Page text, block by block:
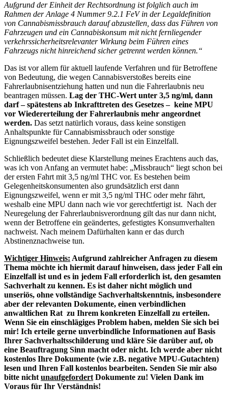
Aufgrund der Einheit der Rechtsordnung ist folglich auch im
Rahmen der Anlage 4 Nummer 9.2.1 FeV in der Legaldefinition
von Cannabismissbrauch darauf abzustellen, dass das Führen von
Fahrzeugen und ein Cannabiskonsum mit nicht fernliegender
verkehrssicherheitsrelevanter Wirkung beim Führen eines
Fahrzeugs nicht hinreichend sicher getrennt werden können.“
Das ist vor allem für aktuell laufende Verfahren und für Betroffene
von Bedeutung, die wegen Cannabisverstoßes bereits eine
Fahrerlaubnisentziehung hatten und nun die Fahrerlaubnis neu
beantragen müssen. Lag der THC-Wert unter 3,5 ng/ml, dann
darf – spätestens ab Inkrafttreten des Gesetzes – keine MPU
vor Wiedererteilung der Fahrerlaubnis mehr angeordnet
werden. Das setzt natürlich voraus, dass keine sonstigen
Anhaltspunkte für Cannabismissbrauch oder sonstige
Eignungszweifel bestehen. Jeder Fall ist ein Einzelfall.
Schließlich bedeutet diese Klarstellung meines Erachtens auch das,
was ich von Anfang an vermutet habe: „Missbrauch“ liegt schon bei
der ersten Fahrt mit 3,5 ng/ml THC vor. Es bestehen beim
Gelegenheitskonsumenten also grundsätzlich erst dann
Eignungszweifel, wenn er mit 3,5 ng/ml THC oder mehr fährt,
weshalb eine MPU dann nach wie vor gerechtfertigt ist. Nach der
Neuregelung der Fahrerlaubnisverordnung gilt das nur dann nicht,
wenn der Betroffene ein geändertes, gefestigtes Konsumverhalten
nachweist. Nach meinem Dafürhalten kann er das durch
Abstinenznachweise tun.
Wichtiger Hinweis: Aufgrund zahlreicher Anfragen zu diesem
Thema möchte ich hiermit darauf hinweisen, dass jeder Fall ein
Einzelfall ist und es in jedem Fall erforderlich ist, den gesamten
Sachverhalt zu kennen. Es ist daher nicht möglich und
unseriös, ohne vollständige Sachverhaltskenntnis, insbesondere
aber der relevanten Dokumente, einen verbindlichen
anwaltlichen Rat zu Ihrem konkreten Einzelfall zu erteilen.
Wenn Sie ein einschlägiges Problem haben, melden Sie sich bei
mir! Ich erteile gerne unverbindliche Informationen auf Basis
Ihrer Sachverhaltsschilderung und kläre Sie darüber auf, ob
eine Beauftragung Sinn macht oder nicht. Ich werde aber nicht
kostenlos Ihre Dokumente (wie z.B. negative MPU-Gutachten)
lesen und Ihren Fall kostenlos bearbeiten. Senden Sie mir also
bitte nicht unaufgefordert Dokumente zu! Vielen Dank im
Voraus für Ihr Verständnis!